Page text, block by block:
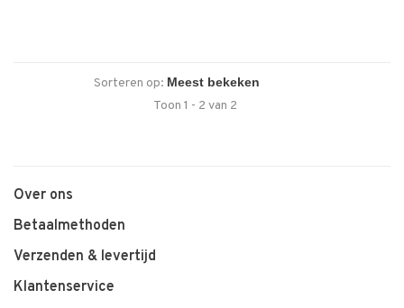
Sorteren op:
Toon 1 - 2 van 2
Over ons
Betaalmethoden
Verzenden & levertijd
Klantenservice